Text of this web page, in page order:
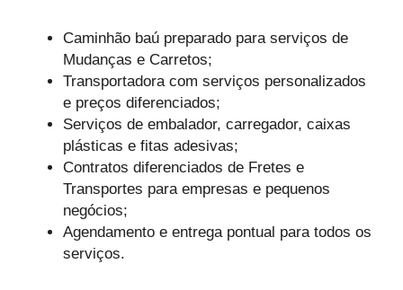
Caminhão baú preparado para serviços de
Mudanças e Carretos;
Transportadora com serviços personalizados
e preços diferenciados;
Serviços de embalador, carregador, caixas
plásticas e fitas adesivas;
Contratos diferenciados de Fretes e
Transportes para empresas e pequenos
negócios;
Agendamento e entrega pontual para todos os
serviços.